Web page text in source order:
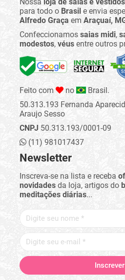
para todo o Brasil e envia
Alfredo Graça em Araçuaí,
Confeccionamos saias midi,
modestos, véus entre outros
Feito com no
Brasil.
50.313.193 Fernanda
Araujo Sesso
CNPJ 50.313.193/0001-09
(11) 981017437
Newsletter
Inscreva-se na lista e receba
novidades da loja, artigos do
meditações diárias...